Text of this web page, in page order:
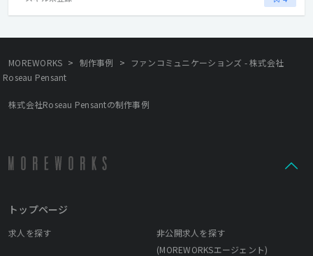
MOREWORKS > 制作事例 > ファンコミュニケーションズ - 株式会社
Roseau Pensant
株式会社Roseau Pensantの制作事例
トップページ
求人を探す
非公開求人を探す
(MOREWORKSエージェント)